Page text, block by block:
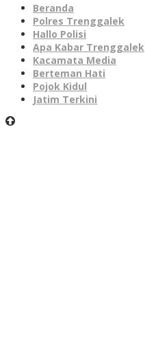
Beranda
Polres Trenggalek
Hallo Polisi
Apa Kabar Trenggalek
Kacamata Media
Berteman Hati
Pojok Kidul
Jatim Terkini